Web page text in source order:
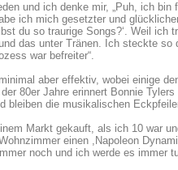
und ich denke mir, „Puh, ich
ich mich gesetzter und
du so traurige Songs?‘. Weil ich
das unter Tränen. Ich steckte
war befreiter“.
aber effektiv, wobei einige
80er Jahre erinnert Bonnie
bleiben die musikalischen
Markt gekauft, als ich 10 war
einen ,Napoleon
noch und ich werde es immer